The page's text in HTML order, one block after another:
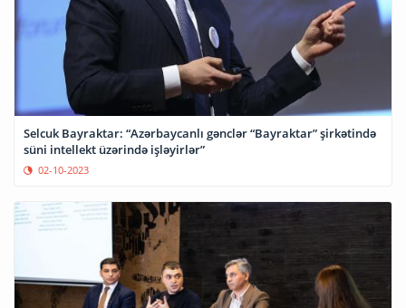
Selcuk Bayraktar: “Azərbaycanlı gənclər “Bayraktar” şirkətində
süni intellekt üzərində işləyirlər”
02-10-2023